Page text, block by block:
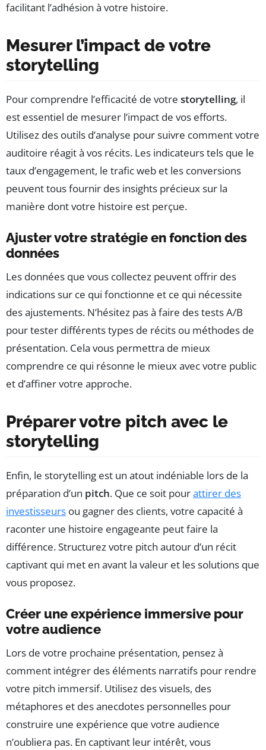
facilitant l’adhésion à votre histoire.
Mesurer l’impact de votre
storytelling
Pour comprendre l’efficacité de votre storytelling, il
est essentiel de mesurer l’impact de vos efforts.
Utilisez des outils d’analyse pour suivre comment votre
auditoire réagit à vos récits. Les indicateurs tels que le
taux d’engagement, le trafic web et les conversions
peuvent tous fournir des insights précieux sur la
manière dont votre histoire est perçue.
Ajuster votre stratégie en fonction des
données
Les données que vous collectez peuvent offrir des
indications sur ce qui fonctionne et ce qui nécessite
des ajustements. N’hésitez pas à faire des tests A/B
pour tester différents types de récits ou méthodes de
présentation. Cela vous permettra de mieux
comprendre ce qui résonne le mieux avec votre public
et d’affiner votre approche.
Préparer votre pitch avec le
storytelling
Enfin, le storytelling est un atout indéniable lors de la
préparation d’un pitch. Que ce soit pourattirer des
investisseurs ou gagner des clients, votre capacité à
raconter une histoire engageante peut faire la
différence. Structurez votre pitch autour d’un récit
captivant qui met en avant la valeur et les solutions que
vous proposez.
Créer une expérience immersive pour
votre audience
Lors de votre prochaine présentation, pensez à
comment intégrer des éléments narratifs pour rendre
votre pitch immersif. Utilisez des visuels, des
métaphores et des anecdotes personnelles pour
construire une expérience que votre audience
n’oubliera pas. En captivant leur intérêt, vous